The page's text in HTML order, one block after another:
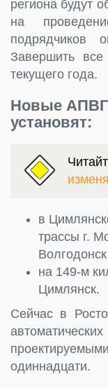
региона будут
на
подрядчиков
Завершить
текущего года.
Новые
установят:
в
трассы г.
Волгодонск
на 149-м
Цимлянск.
Сейчас в
одиннадцати.